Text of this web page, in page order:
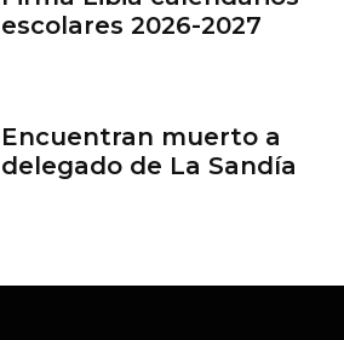
escolares 2026-2027
Encuentran muerto a
delegado de La Sandía